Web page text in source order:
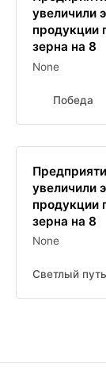
увеличили
продукции
зерна на 8
None
Победа
увеличили
продукции
зерна на 8
None
Светлый путь